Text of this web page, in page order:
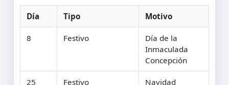
Día Tipo Motivo
8 Festivo
Día de la
Inmaculada
Concepción
25 Festivo Navidad